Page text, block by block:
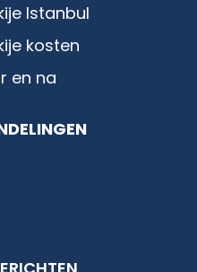
Istanbul
kosten
en na